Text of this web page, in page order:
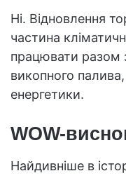
Ні. Відновлення
частина
працювати разом
викопного палива,
енергетики.
WOW-
Найдивніше в